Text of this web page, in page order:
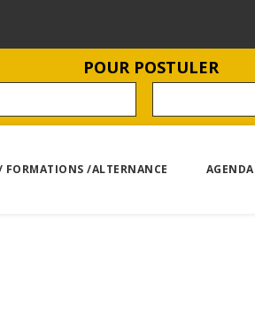
POUR POSTULER
FORMATIONS /ALTERNANCE AGENDA